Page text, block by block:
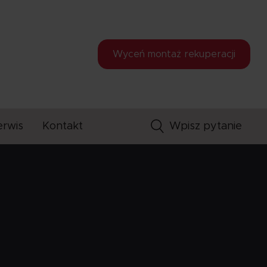
Wyceń montaż rekuperacji
Kontakt